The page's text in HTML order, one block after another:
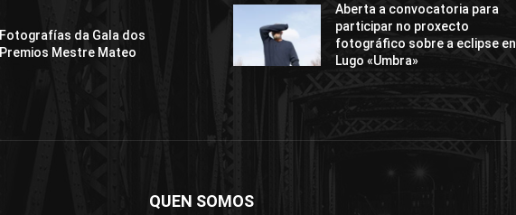
Fotografías da Gala dos
Premios Mestre Mateo
Aberta a convocatoria para
participar no proxecto
fotográfico sobre a eclipse en
Lugo «Umbra»
QUEN SOMOS